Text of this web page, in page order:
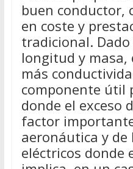
buen conductor,
en coste y
tradicional.
longitud y
más
componente útil
donde el exceso
factor
aeronáutica y de
eléctricos donde